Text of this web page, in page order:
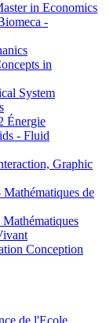
in Economics
-
in
System
Énergie
- Fluid
Graphic
de
Conception
de l'Ecole